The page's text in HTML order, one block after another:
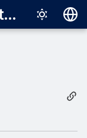
Sophos Central Partner
Italiano